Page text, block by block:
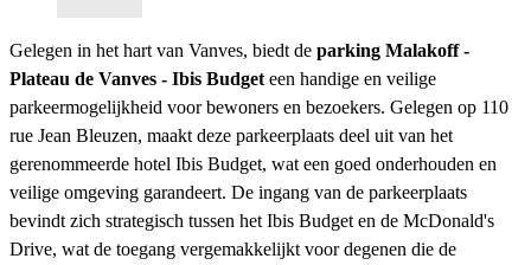
Gelegen in het hart van Vanves, biedt de parking Malakoff -
Plateau de Vanves - Ibis Budget een handige en veilige
parkeermogelijkheid voor bewoners en bezoekers. Gelegen op 110
rue Jean Bleuzen, maakt deze parkeerplaats deel uit van het
gerenommeerde hotel Ibis Budget, wat een goed onderhouden en
veilige omgeving garandeert. De ingang van de parkeerplaats
bevindt zich strategisch tussen het Ibis Budget en de McDonald's
Drive, wat de toegang vergemakkelijkt voor degenen die de